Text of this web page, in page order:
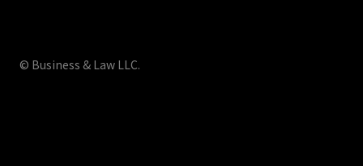
© Business & Law LLC.